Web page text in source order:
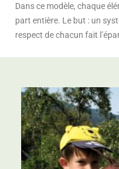
Dans ce modèle, chaque
part entière. Le but : un
respect de chacun fait